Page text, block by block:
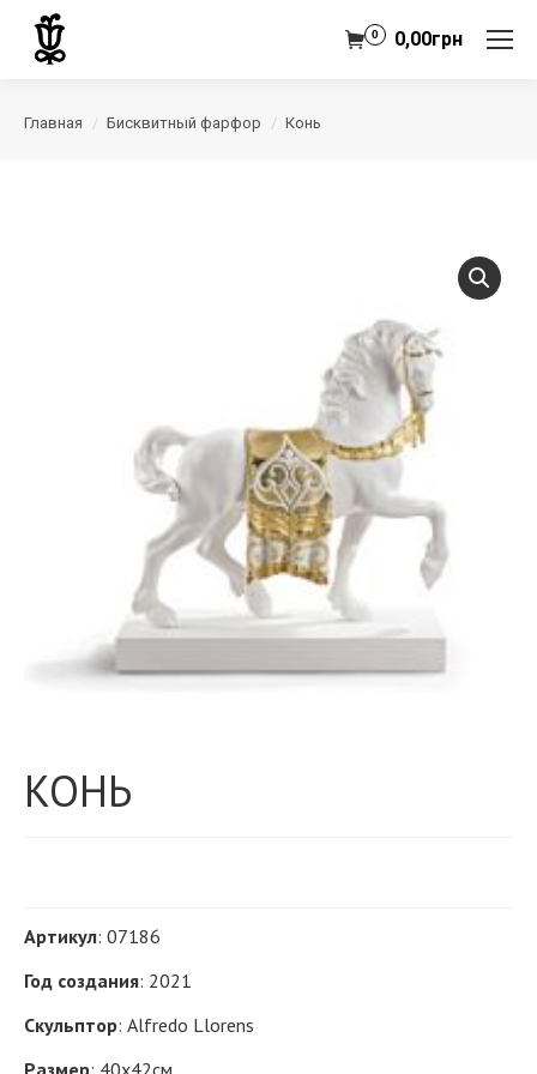
0,00грн
0
Главная Бисквитный фарфор Конь
КОНЬ
Артикул: 07186
Год создания: 2021
Скульптор: Alfredo Llorens
Размер: 40х42см